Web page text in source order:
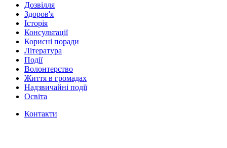
Дозвілля
Здоров'я
Історія
Консультації
Корисні поради
Література
Події
Волонтерство
Життя в громадах
Надзвичайні події
Освіта
Контакти